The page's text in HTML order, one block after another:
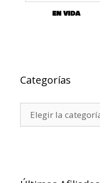
EN VIDA
Categorías